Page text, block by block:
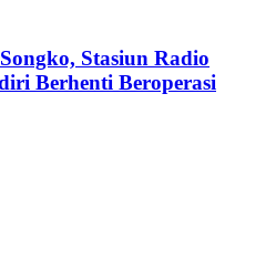
Stasiun Radio
Berhenti Beroperasi